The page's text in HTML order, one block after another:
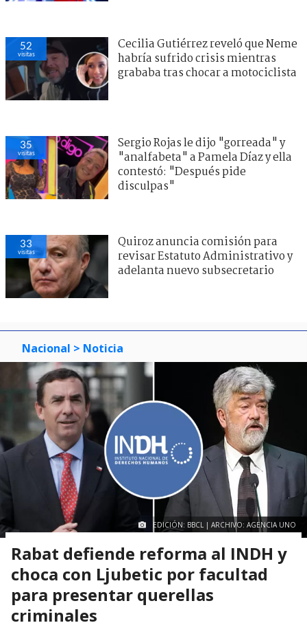
52
visitas
Cecilia Gutiérrez reveló que Neme
habría sufrido crisis mientras
grababa tras chocar a motociclista
35
visitas
Sergio Rojas le dijo "gorreada" y
"analfabeta" a Pamela Díaz y ella
contestó: "Después pide
disculpas"
33
visitas
Quiroz anuncia comisión para
revisar Estatuto Administrativo y
adelanta nuevo subsecretario
Nacional > Noticia
EDICIÓN: BBCL | ARCHIVO: AGENCIA UNO
Rabat defiende reforma al INDH y
choca con Ljubetic por facultad
para presentar querellas
criminales